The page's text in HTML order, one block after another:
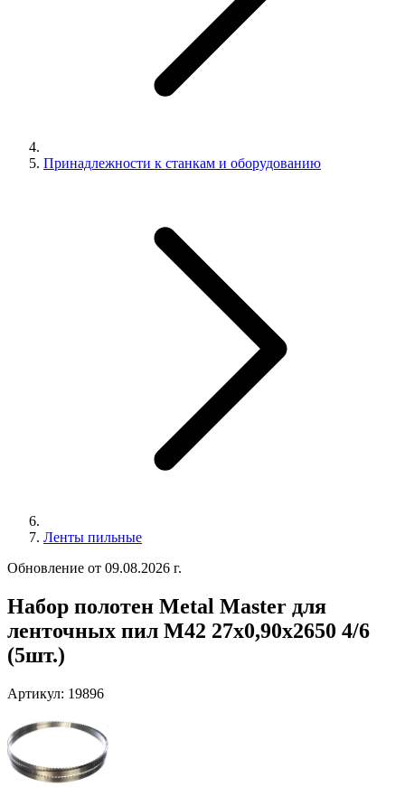
Принадлежности к станкам и оборудованию
Ленты пильные
Обновление от 09.08.2026 г.
Набор полотен Metal Master для
ленточных пил M42 27x0,90x2650 4/6
(5шт.)
Артикул: 19896